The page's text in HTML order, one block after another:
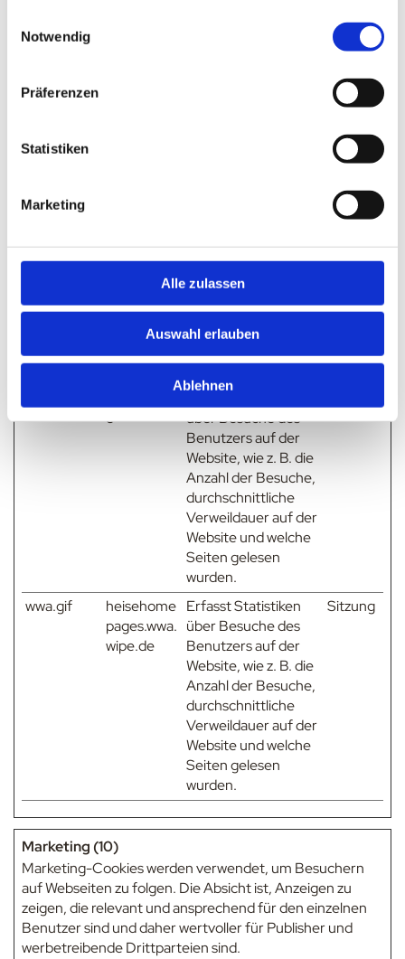
Notwendig
Präferenzen
Statistiken
Marketing
Alle zulassen
Auswahl erlauben
Ablehnen
Website, wie z. B. die
durchschnittliche
Verweildauer auf der
Website und welche
wurden.
3 Jahre
e
über Besuche des
Benutzers auf der
Website, wie z. B. die
Anzahl der Besuche,
durchschnittliche
Verweildauer auf der
Website und welche
Seiten gelesen
wurden.
wwa.gif
heisehome
pages.wwa.
wipe.de
Erfasst Statistiken
über Besuche des
Benutzers auf der
Website, wie z. B. die
Anzahl der Besuche,
durchschnittliche
Verweildauer auf der
Website und welche
Seiten gelesen
wurden.
Sitzung
Marketing (10)
Marketing-Cookies werden verwendet, um Besuchern
auf Webseiten zu folgen. Die Absicht ist, Anzeigen zu
zeigen, die relevant und ansprechend für den einzelnen
Benutzer sind und daher wertvoller für Publisher und
werbetreibende Drittparteien sind.